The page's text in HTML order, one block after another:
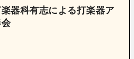
器科有志による打楽器ア